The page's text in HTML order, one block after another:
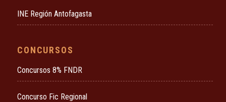
INE Región Antofagasta
CONCURSOS
Concursos 8% FNDR
Concurso Fic Regional